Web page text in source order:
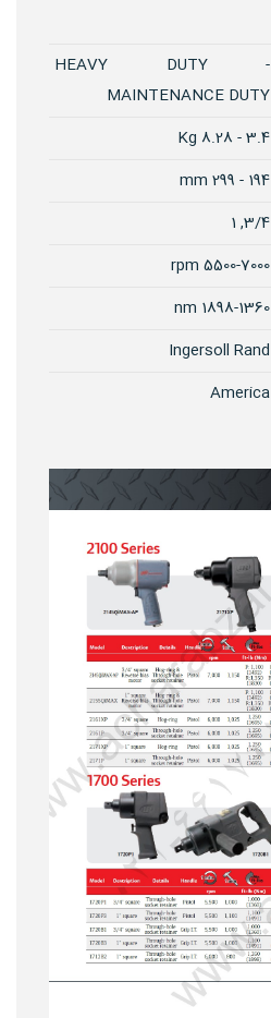
HEAVY DUTY -
MAINTENANCE DUTY
3.4 - 8.28 Kg
194 - 299 mm
3/4, 1
5500-7000 rpm
1898-1360 nm
Ingersoll Rand
America